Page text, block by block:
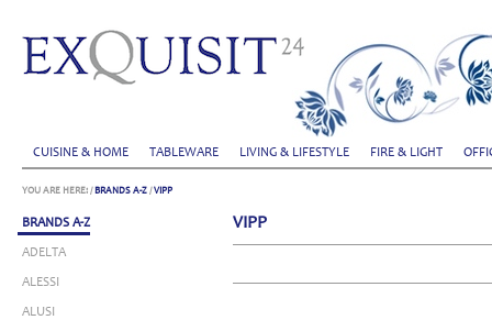
CUISINE & HOME TABLEWARE LIVING & LIFESTYLE FIRE & LIGHT
YOU ARE HERE: / BRANDS A-Z /VIPP
BRANDS A-Z
ADELTA
ALESSI
ALUSI
VIPP